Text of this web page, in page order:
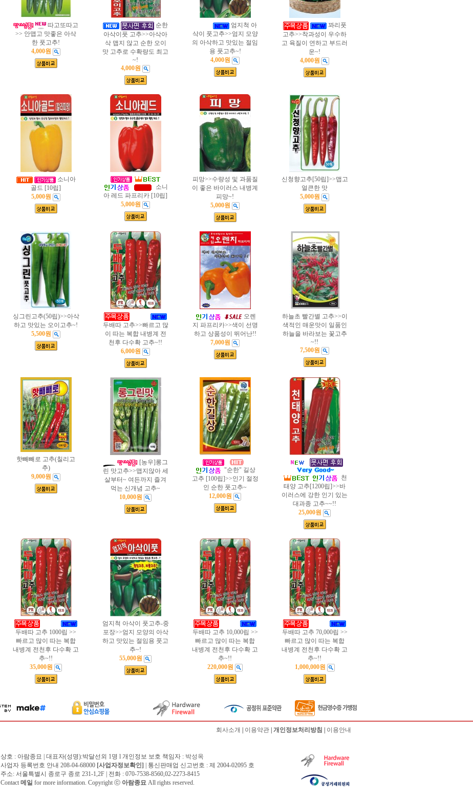
따고또따고
>> 안맵고 맛좋은 아삭
한 풋고추!
4,000원
순한
아삭이풋 고추>>아삭아
삭 맵지 않고 순한 오이
맛 고추로 수확량도 최고
~!
4,000원
엄지척 아
삭이 풋고추>>엄지 모양
의 아삭하고 맛있는 절임
용 풋고추~!
4,000원
꽈리풋
고추>>착과성이 우수하
고 육질이 연하고 부드러
운~!
4,000원
소니아
골드 [10립]
5,000원
소니
아 레드 파프리카 [10립]
5,000원
피망>>수량성 및 과품질
이 좋은 바이러스 내병계
피망~!
5,000원
신청향고추[50립]>>맵고
얼큰한 맛
5,000원
싱그린고추(50립)>>아삭
하고 맛있는 오이고추~!
5,500원
두배따 고추>>빠르고 많
이 따는 복합 내병계 전
천후 다수확 고추~!!
6,000원
오렌
지 파프리카>>색이 선명
하고 상품성이 뛰어난!!
7,000원
하늘초 빨간별 고추>>이
색적인 매운맛이 일품인
하늘을 바라보는 꽃고추
~!!
7,500원
핫빼빼로 고추(칠리고
추)
9,000원
[농우]롱그
린 맛고추>>맵지않아 세
살부터~ 여든까지 즐겨
먹는 신개념 고추~
10,000원
"순한" 길상
고추 [100립]>>인기 절정
인 순한 풋고추~
12,000원
천
태양 고추[1200립]>>바
이러스에 강한 인기 있는
대과종 고추~~!!
25,000원
두배따 고추 1000립 >>
빠르고 많이 따는 복합
내병계 전천후 다수확 고
추~!!
35,000원
엄지척 아삭이 풋고추-중
포장>>엄지 모양의 아삭
하고 맛있는 절임용 풋고
추~!
55,000원
두배따 고추 10,000립 >>
빠르고 많이 따는 복합
내병계 전천후 다수확 고
추~!!
220,000원
두배따 고추 70,000립 >>
빠르고 많이 따는 복합
내병계 전천후 다수확 고
추~!!
1,000,000원
회사소개 이용약관 개인정보처리방침 이용안내
상호 : 아람종묘 | 대표자(성명):박달선외 1명 l 개인정보 보호 책임자 : 박성옥
사업자 등록번호 안내 208-04-68000 [사업자정보확인]
| 통신판매업 신고번호 : 제 2004-02095 호
주소: 서울특별시 종로구 종로 231-1,2F | 전화 : 070-7538-8560,02-2273-8415
Contact 메일 for more information. Copyright ⓒ 아람종묘 All rights reserved.